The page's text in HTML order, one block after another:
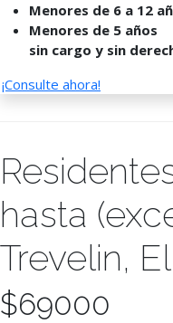
Menores de 6 a 12
Menores de 5 años
sin cargo y sin
¡Consulte ahora!
hasta
Trevelin,
$69000